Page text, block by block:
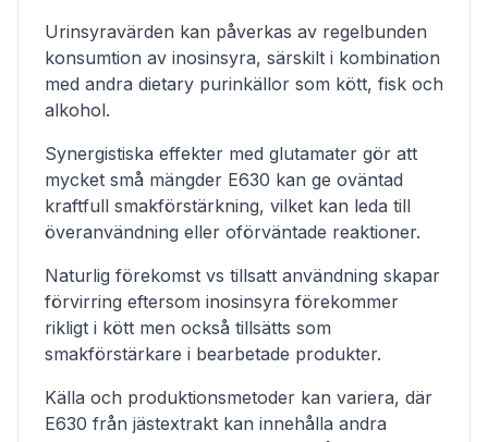
Urinsyravärden kan påverkas av regelbunden
konsumtion av inosinsyra, särskilt i kombination
med andra dietary purinkällor som kött, fisk och
alkohol.
Synergistiska effekter med glutamater gör att
mycket små mängder E630 kan ge oväntad
kraftfull smakförstärkning, vilket kan leda till
överanvändning eller oförväntade reaktioner.
Naturlig förekomst vs tillsatt användning skapar
förvirring eftersom inosinsyra förekommer
rikligt i kött men också tillsätts som
smakförstärkare i bearbetade produkter.
Källa och produktionsmetoder kan variera, där
E630 från jästextrakt kan innehålla andra